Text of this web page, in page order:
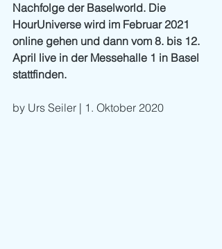
Nachfolge der Baselworld. Die
HourUniverse wird im Februar 2021
online gehen und dann vom 8. bis 12.
April live in der Messehalle 1 in Basel
stattfinden.
by Urs Seiler | 1. Oktober 2020